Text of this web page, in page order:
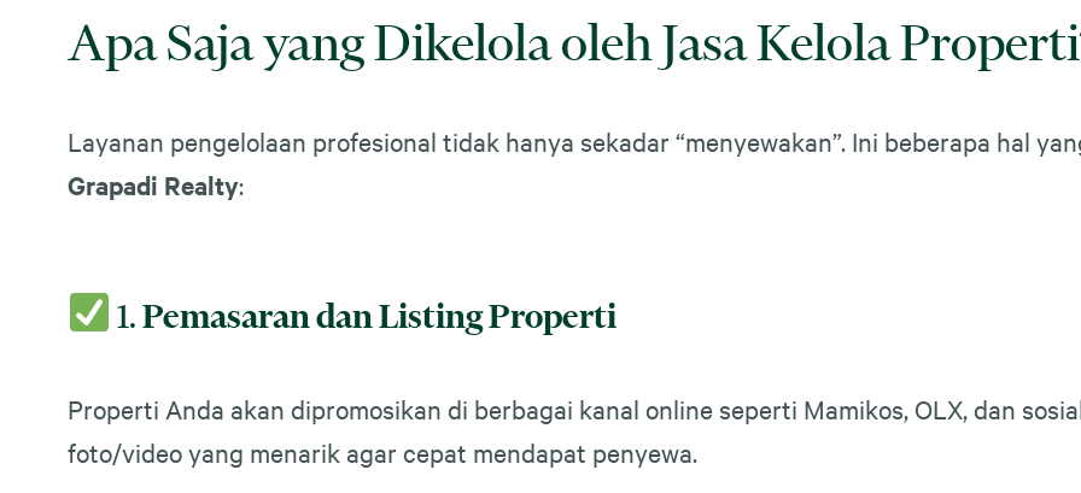
Apa Saja yang Dikelola oleh Jasa Kelola
Layanan pengelolaan profesional tidak hanya sekadar “menyewakan”. Ini beberapa hal
Grapadi Realty:
1.Pemasaran dan Listing Properti
Properti Anda akan dipromosikan di berbagai kanal online seperti Mamikos, OLX, dan
foto/video yang menarik agar cepat mendapat penyewa.